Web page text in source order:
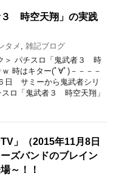
３ 時空天翔」の実践
タメ
雑記ブログ
＞ パチスロ「鬼武者３ 時
時はキター(ﾟ∀ﾟ)－－－－
日 サミーから鬼武者シリ
ロ「鬼武者３ 時空天翔」
」（2015年11月8日
ズバンドのブレイン
～！！